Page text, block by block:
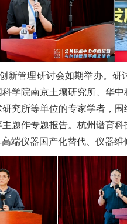
新管理研讨会如期举办。
学院南京土壤研究所、华
究所等单位的专家学者，
题作专题报告。杭州谱育
端仪器国产化替代、仪器